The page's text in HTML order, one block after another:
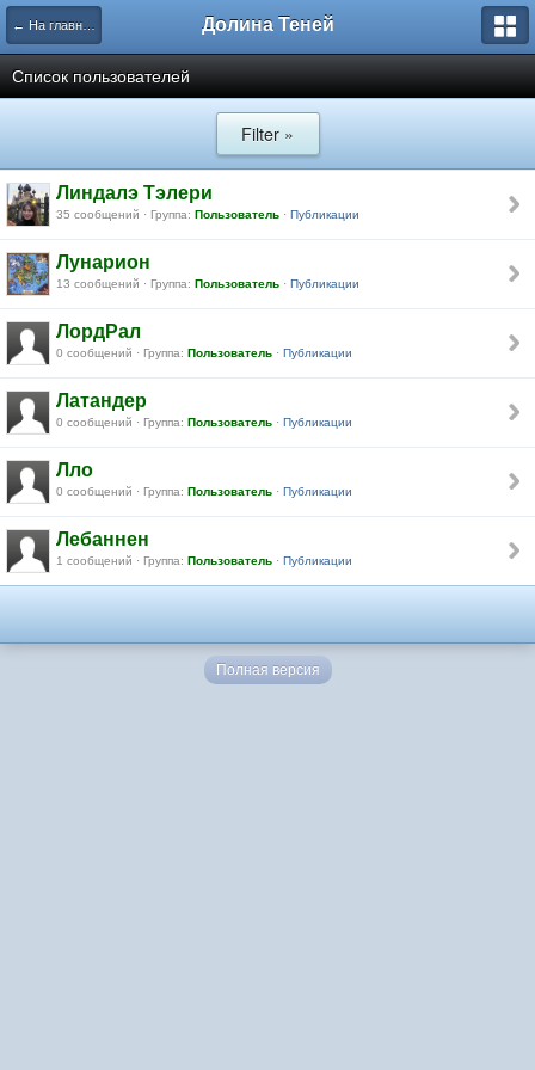
← На главную Долина Теней
Список пользователей
Filter »
Линдалэ Тэлери
35 сообщений · Группа: Пользователь · Публикации
Лунарион
13 сообщений · Группа: Пользователь · Публикации
ЛордРал
0 сообщений · Группа: Пользователь · Публикации
Латандер
0 сообщений · Группа: Пользователь · Публикации
Лло
0 сообщений · Группа: Пользователь · Публикации
Лебаннен
1 сообщений · Группа: Пользователь · Публикации
Полная версия